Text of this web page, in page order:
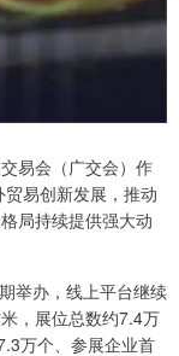
易会（广交会）作
易创新发展，推动
局持续提供强大动
举办，线上平台继续
，展位总数约7.4万
万个、参展企业首